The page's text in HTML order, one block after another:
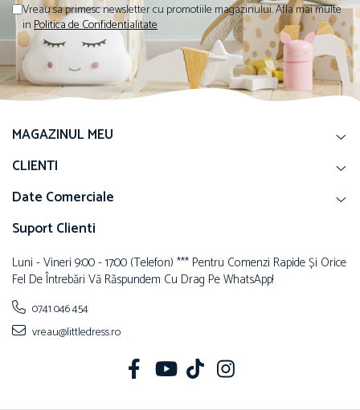
Vreau sa primesc newsletter cu promotiile magazinului. Afla mai multe
inPolitica de Confidentialitate
MAGAZINUL MEU
CLIENTI
Date Comerciale
Suport Clienti
Luni - Vineri 9:00 - 17:00 (telefon) *** Pentru Comenzi Rapide Și Orice
Fel De Întrebări Vă Răspundem Cu Drag Pe WhatsApp!
0741 046 454
vreau@littledress.ro